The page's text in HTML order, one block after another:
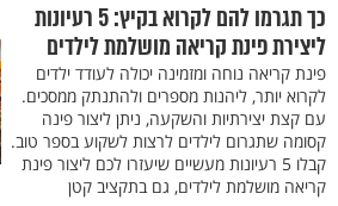
כך תגרמו להם לקרוא בקיץ: 5 רעיונות
ליצירת פינת קריאה מושלמת לילדים
פינת קריאה נוחה ומזמינה יכולה לעודד ילדים
לקרוא יותר, ליהנות מספרים ולהתנתק ממסכים.
עם קצת יצירתיות והשקעה, ניתן ליצור פינה
קסומה שתגרום לילדים לרצות לשקוע בספר טוב.
קבלו 5 רעיונות מעשיים שיעזרו לכם ליצור פינת
קריאה מושלמת לילדים, גם בתקציב קטן